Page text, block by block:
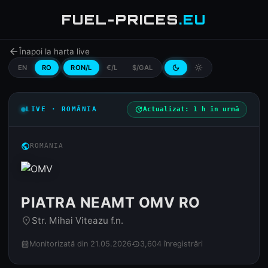
FUEL-PRICES.EU
arrow_backÎnapoi la harta live
EN RO RON/L €/L $/GAL dark_mode light_mode
LIVE · ROMÂNIA updateActualizat: 1 h în urmă
publicROMÂNIA
PIATRA NEAMT OMV RO
place Str. Mihai Viteazu f.n.
calendar_month Monitorizată din 21.05.2026history3,604 înregistrări